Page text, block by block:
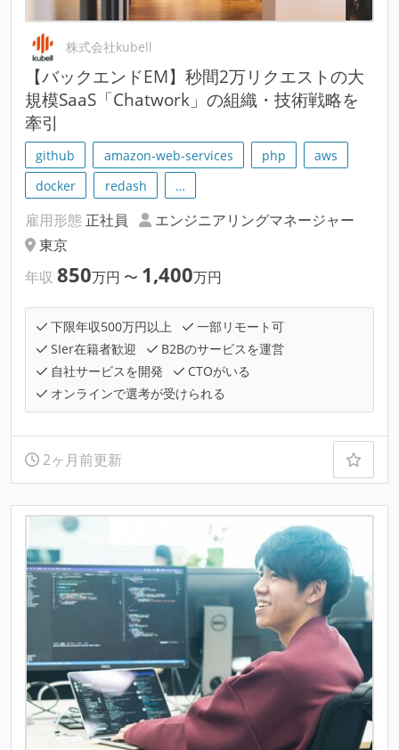
株式会社kubell
【バックエンドEM】秒間2万リクエストの大
規模SaaS「Chatwork」の組織・技術戦略を
牽引
github amazon-web-services php
aws
docker
redash …
雇用形態 正社員
エンジニアリングマネージャー
東京
年収 850万円 〜 1,400万円
下限年収500万円以上
一部リモート可
SIer在籍者歓迎
B2Bのサービスを運営
自社サービスを開発
CTOがいる
オンラインで選考が受けられる
2ヶ月前更新